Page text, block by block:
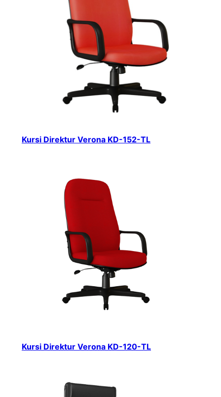
Kursi Direktur Verona KD-152-TL
Kursi Direktur Verona KD-120-TL